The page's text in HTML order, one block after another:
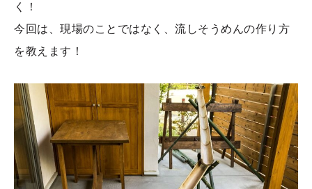
く！
今回は、現場のことではなく、流しそうめんの作り方
を教えます！